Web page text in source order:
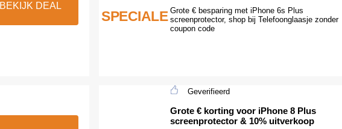
BEKIJK DEAL
SPECIALE Grote € besparing met iPhone 6s Plus
screenprotector, shop bij Telefoonglaasje zonder
coupon code
Geverifieerd
Grote € korting voor iPhone 8 Plus
screenprotector & 10% uitverkoop